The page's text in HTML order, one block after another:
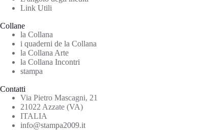
Link Utili
Collane
la Collana
i quaderni de la Collana
la Collana Arte
la Collana Incontri
stampa
Contatti
Via Pietro Mascagni, 21
21022 Azzate (VA)
ITALIA
info@stampa2009.it